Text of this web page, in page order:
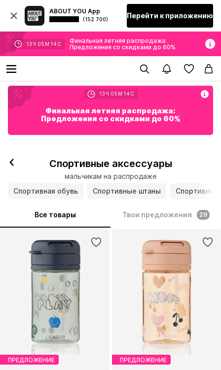
ABOUT YOU App
(152 700) Перейти к приложению
13 Ч 05 М 12 С
Финальная летняя распродажа:
Предложения со скидками до 60%
13 Ч 05 М 12 С
Финальная летняя распродажа:
Предложения со скидками до 60%
Спортивные аксессуары
мальчикам на распродаже
Спортивная обувь
Спортивные штаны
Все товары Твои предложения 29
ПРЕДЛОЖЕНИЕ ПРЕДЛОЖЕНИЕ